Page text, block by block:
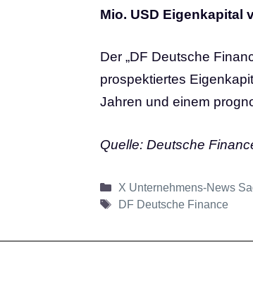
Mio. USD Eigenkapital
Der „DF Deutsche
prospektiertes
Jahren und einem
Quelle: Deutsche
Kategorien
X Unternehmens-News
Schlagwörter
DF Deutsche Finance